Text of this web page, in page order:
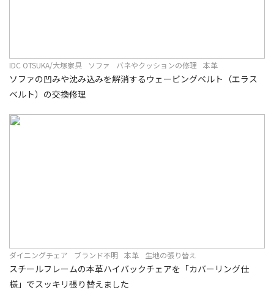
IDC OTSUKA/大塚家具 ソファ バネやクッションの修理 本革
ソファの凹みや沈み込みを解消するウェービングベルト（エラス
ベルト）の交換修理
ダイニングチェア ブランド不明 本革 生地の張り替え
スチールフレームの本革ハイバックチェアを「カバーリング仕
様」でスッキリ張り替えました